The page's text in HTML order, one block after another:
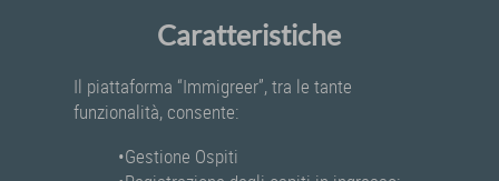
Caratteristiche
Il piattaforma “Immigreer”, tra le tante
funzionalità, consente:
•Gestione Ospiti